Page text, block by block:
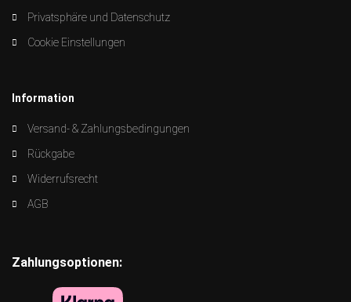
Privatsphäre und Datenschutz
Cookie Einstellungen
Information
Versand- & Zahlungsbedingungen
Rückgabe
Widerrufsrecht
AGB
Zahlungsoptionen: